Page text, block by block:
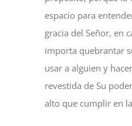
espacio para
gracia del Señor, en
importa quebrantar
usar a alguien y
revestida de Su
alto que cumplir en